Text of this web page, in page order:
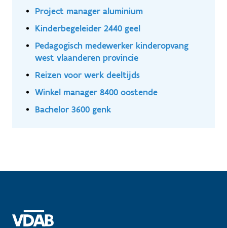
Project manager aluminium
Kinderbegeleider 2440 geel
Pedagogisch medewerker kinderopvang
west vlaanderen provincie
Reizen voor werk deeltijds
Winkel manager 8400 oostende
Bachelor 3600 genk